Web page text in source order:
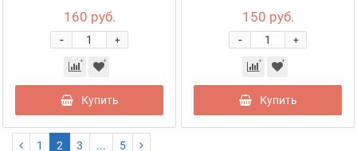
160 руб.
+
-
Купить
150 руб.
+
-
Купить
1 2 3 ... 5